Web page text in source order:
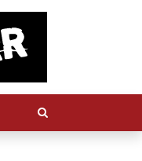
Cerca: